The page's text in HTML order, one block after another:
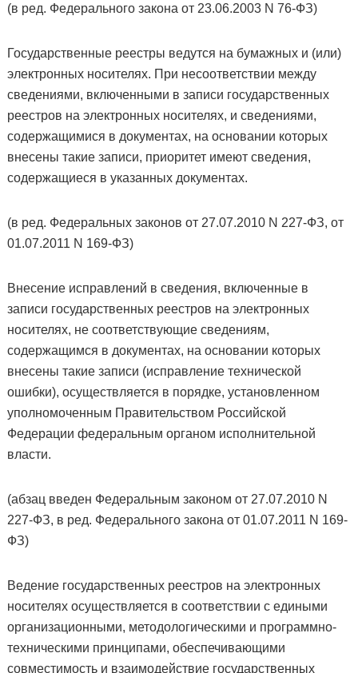
(в ред. Федерального закона от 23.06.2003 N 76-ФЗ)
Государственные реестры ведутся на бумажных и (или)
электронных носителях. При несоответствии между
сведениями, включенными в записи государственных
реестров на электронных носителях, и сведениями,
содержащимися в документах, на основании которых
внесены такие записи, приоритет имеют сведения,
содержащиеся в указанных документах.
(в ред. Федеральных законов от 27.07.2010 N 227-ФЗ, от
01.07.2011 N 169-ФЗ)
Внесение исправлений в сведения, включенные в
записи государственных реестров на электронных
носителях, не соответствующие сведениям,
содержащимся в документах, на основании которых
внесены такие записи (исправление технической
ошибки), осуществляется в порядке, установленном
уполномоченным Правительством Российской
Федерации федеральным органом исполнительной
власти.
(абзац введен Федеральным законом от 27.07.2010 N
227-ФЗ, в ред. Федерального закона от 01.07.2011 N 169-
ФЗ)
Ведение государственных реестров на электронных
носителях осуществляется в соответствии с едиными
организационными, методологическими и программно-
техническими принципами, обеспечивающими
совместимость и взаимодействие государственных